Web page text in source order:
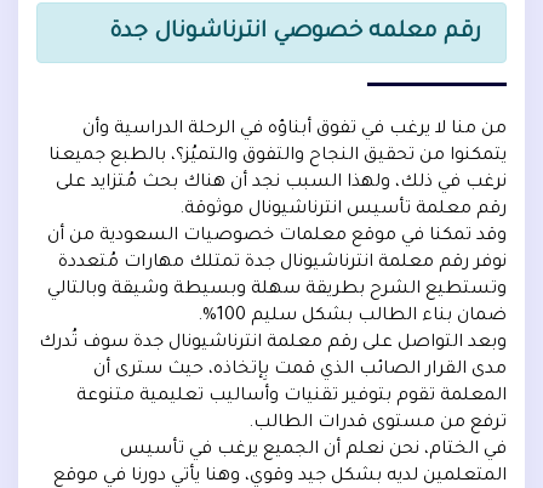
رقم معلمه خصوصي انترناشونال جدة
من منا لا يرغب في تفوق أبناؤه في الرحلة الدراسية وأن
يتمكنوا من تحقيق النجاح والتفوق والتميُز؟، بالطبع جميعنا
نرغب في ذلك، ولهذا السبب نجد أن هناك بحث مُتزايد على
رقم معلمة تأسيس انترناشيونال موثوقة.
وقد تمكنا في موقع معلمات خصوصيات السعودية من أن
نوفر رقم معلمة انترناشيونال جدة تمتلك مهارات مُتعددة
وتستطيع الشرح بطريقة سهلة وبسيطة وشيقة وبالتالي
ضمان بناء الطالب بشكل سليم 100%.
وبعد التواصل على رقم معلمة انترناشيونال جدة سوف تُدرك
مدى القرار الصائب الذي قمت بِإتخاذه، حيث سترى أن
المعلمة تقوم بتوفير تقنيات وأساليب تعليمية متنوعة
ترفع من مستوى قدرات الطالب.
في الختام، نحن نعلم أن الجميع يرغب في تأسيس
المتعلمين لديه بشكل جيد وقوي، وهنا يأتي دورنا في موقع